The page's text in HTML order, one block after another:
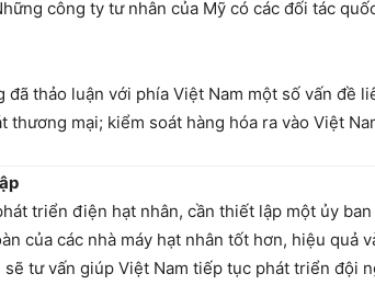
công ty tư nhân của Mỹ có các đối tác
thảo luận với phía Việt Nam một số vấn đề
mại; kiểm soát hàng hóa ra vào Việt
triển điện hạt nhân, cần thiết lập một ủy
của các nhà máy hạt nhân tốt hơn, hiệu quả
tư vấn giúp Việt Nam tiếp tục phát triển đội